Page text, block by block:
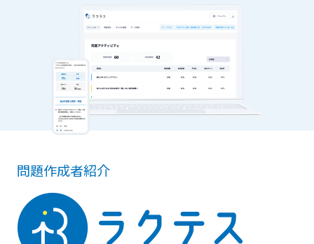
問題作成者紹介